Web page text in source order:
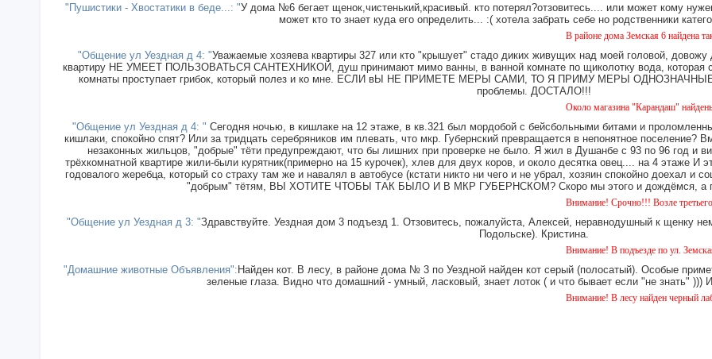
"Пушистики - Хвостатики в беде...: "У дома №6 бегает щенок,чистенький,красивый. кто потерял?отзовитесь.... или может кому
может кто то знает куда его определить... :( хотела забрать себе но родственники
В районе дома Земская 6 найдена такса,
"Общение ул Уездная д 4: "Уважаемые хозяева квартиры 327 или кто "крышует" стадо диких живущих над моей головой,
квартиру НЕ УМЕЕТ ПОЛЬЗОВАТЬСЯ САНТЕХНИКОЙ, душ принимают мимо ванны, в ванной комнате по щиколотку вода, которая
комнаты проступает грибок, который полез и ко мне. ЕСЛИ вЫ НЕ ПРИМЕТЕ МЕРЫ САМИ, ТО Я ПРИМУ МЕРЫ ОДНОЗНАЧНЫЕ.
проблемы. ДОСТАЛО!!!
Около магазина "Карандаш" найдены часы
"Общение ул Уездная д 4: " Сегодня ночью, в кишлаке на 12 этаже, в кв.321 был мордобой с бейсбольными битами и
кишлаки, спокойно спят? Или за тридцать серебряников им плевать, что мкр. Губернский превращается в непонятное поселение?
незаконных жильцов, "добрые" тёти предупреждают, что бы лишних при проверке не было. Я жил в Душанбе с 93 по 96 год и
трёхкомнатной квартире жили-были курятник(примерно на 15 курочек), хлев для двух коров, и около десятка овец.... на 4 этаже
годовалого жеребца, который со страху там же и навалял в автобусе (кстати никто ни чего и не убрал, хозяин спокойно доехал
"добрым" тётям, ВЫ ХОТИТЕ ЧТОБЫ ТАК БЫЛО И В МКР ГУБЕРНСКОМ? Скоро мы этого и дождёмся, а
Внимание! Срочно!!! Возле третьего дома на
"Общение ул Уездная д 3: "Здравствуйте. Уездная дом 3 подъезд 1. Отзовитесь, пожалуйста, Алексей, неравнодушный к щенку
Подольске). Кристина.
Внимание! В подъезде по ул. Земская 5 уже
"Домашние животные Объявления":Найден кот. В лесу, в районе дома № 3 по Уездной найден кот серый (полосатый). Особые
зеленые глаза. Видно что домашний - умный, ласковый, знает лоток ( и что бывает если "не знать" )))
Внимание! В лесу найден черный лабрадор.